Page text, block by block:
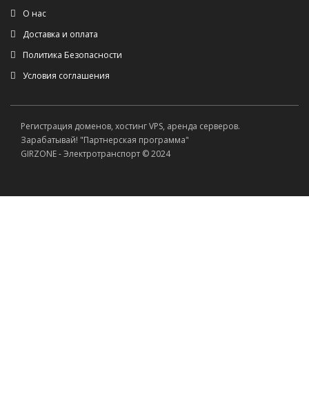
О нас
Доставка и оплата
Политика Безопасности
Условия соглашения
Регистрация доменов, хостинг VPS, аренда серверов.
Зарабатывай! "Партнерская программа"
GIRZONE - Электротранспорт © 2024